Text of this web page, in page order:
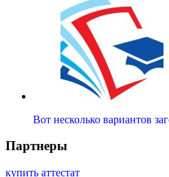
Вот несколько вариантов
Партнеры
купить аттестат